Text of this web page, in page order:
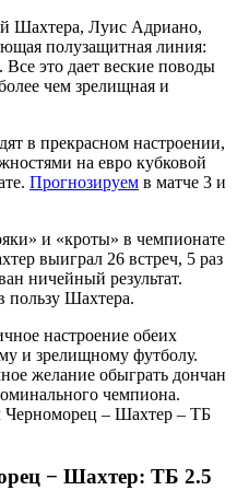
Шахтера, Луис Адриано,
полузащитная линия:
это дает веские поводы
чем зрелищная и
в прекрасном настроении,
на евро кубковой
Прогнозируем в матче 3 и
и «кроты» в чемпионате
выиграл 26 встреч, 5 раз
ничейный результат.
пользу Шахтера.
настроение обеих
и зрелищному футболу.
желание обыграть дончан
чемпиона.
Черноморец – Шахтер – ТБ
− Шахтер: ТБ 2.5